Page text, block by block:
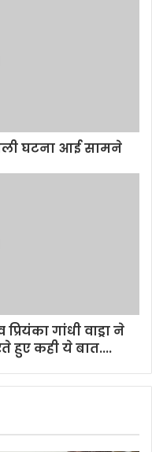
घटना आई सामने
गांधी वाड्रा ने
हुए कही ये बात....